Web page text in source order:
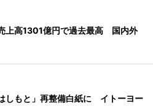
上高1301億円で過去最高 国内外
しもと」再整備白紙に イトーヨー